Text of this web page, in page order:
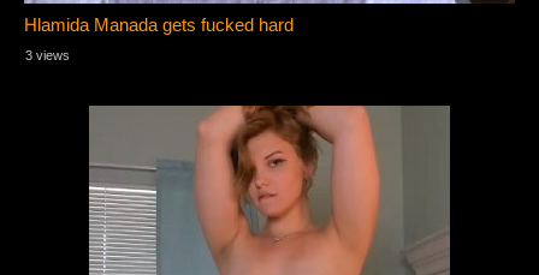
Hlamida Manada gets fucked hard
3 views